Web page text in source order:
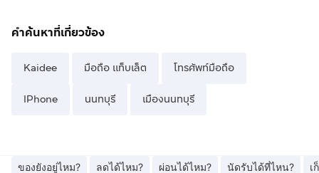
คำค้นหาที่เกี่ยวข้อง
Kaidee มือถือ แท็บเล็ต โทรศัพท์มือถือ
IPhone นนทบุรี เมืองนนทบุรี
ของยังอยู่ไหม? ลดได้ไหม? ผ่อนได้ไหม? นัดรับได้ที่ไหน? เ